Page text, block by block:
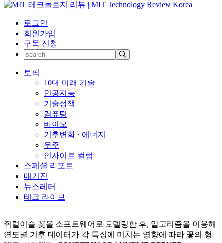
로그인
회원가입
구독 신청
토픽
10대 미래 기술
인공지능
기술정책
컴퓨팅
바이오
기후변화 · 에너지
우주
인사이트 컬럼
스페셜 리포트
매거진
뉴스레터
테크 라이브
쥐털이슬 꽃을 소프트웨어로 모델링한 후, 알고리즘을 이용해
연도별 기후 데이터가 각 특징에 미치는 영향에 따라 꽃의 형